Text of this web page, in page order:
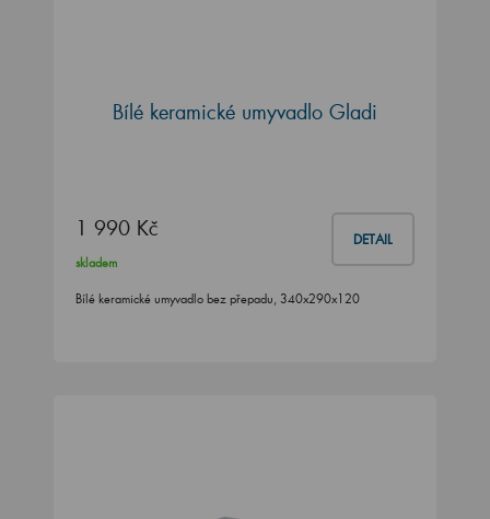
Bílé keramické umyvadlo Gladi
1 990 Kč DETAIL
skladem
Bílé keramické umyvadlo bez přepadu, 340x290x120